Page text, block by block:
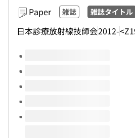
Paper 雑誌 雑誌タイトル
日本診療放射線技師会2012-
Volumes of this title